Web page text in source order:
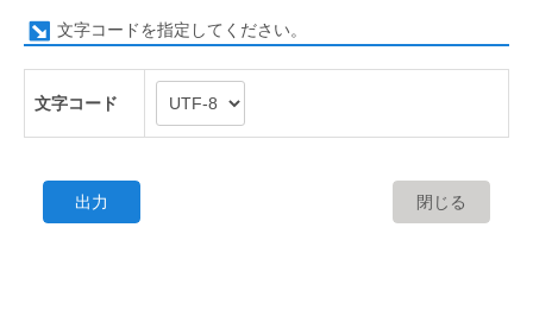
文字コードを指定してください。
文字コード